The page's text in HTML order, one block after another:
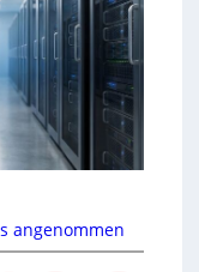
angenommen